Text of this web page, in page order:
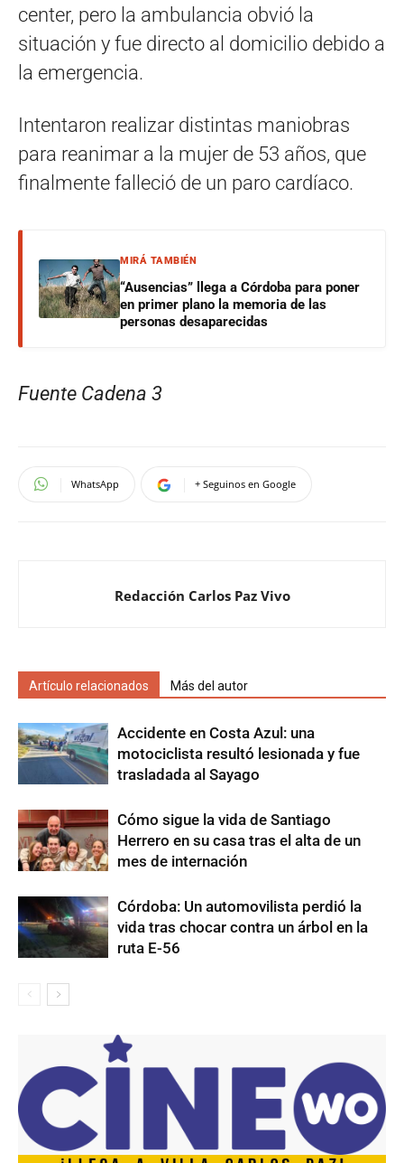
center, pero la ambulancia obvió la
situación y fue directo al domicilio debido a
la emergencia.
Intentaron realizar distintas maniobras
para reanimar a la mujer de 53 años, que
finalmente falleció de un paro cardíaco.
MIRÁ TAMBIÉN
“Ausencias” llega a Córdoba para poner
en primer plano la memoria de las
personas desaparecidas
Fuente Cadena 3
WhatsApp + Seguinos en Google
Redacción Carlos Paz Vivo
Artículo relacionados Más del autor
Accidente en Costa Azul: una
motociclista resultó lesionada y fue
trasladada al Sayago
Cómo sigue la vida de Santiago
Herrero en su casa tras el alta de un
mes de internación
Córdoba: Un automovilista perdió la
vida tras chocar contra un árbol en la
ruta E-56